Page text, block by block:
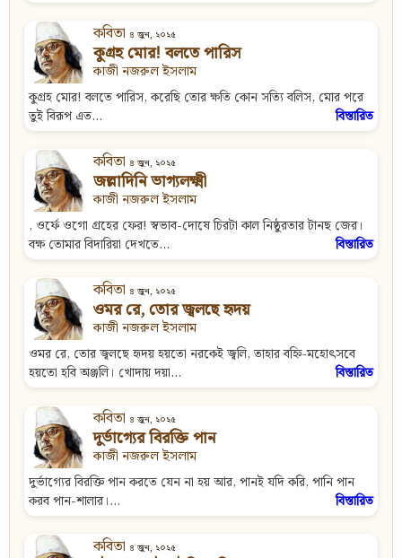
কবিতা ৪ জুন, ২০২৫
কুগ্রহ মোর! বলতে পারিস
কাজী নজরুল ইসলাম
কুগ্রহ মোর! বলতে পারিস, করেছি তোর ক্ষতি কোন সত্যি বলিস, মোর পরে
তুই বিরূপ এত...
বিস্তারিত
কবিতা ৪ জুন, ২০২৫
জল্লাদিনি ভাগ্যলক্ষ্মী
কাজী নজরুল ইসলাম
, ওর্ফে ওগো গ্রহের ফের! স্বভাব-দোষে চিরটা কাল নিষ্ঠুরতার টানছ জের।
বক্ষ তোমার বিদারিয়া দেখতে...
বিস্তারিত
কবিতা ৪ জুন, ২০২৫
ওমর রে, তোর জ্বলছে হৃদয়
কাজী নজরুল ইসলাম
ওমর রে, তোর জ্বলছে হৃদয় হয়তো নরকেই জ্বলি, তাহার বহ্নি-মহোৎসবে
হয়তো হবি অঞ্জলি। খোদায় দয়া...
বিস্তারিত
কবিতা ৪ জুন, ২০২৫
দুর্ভাগ্যের বিরক্তি পান
কাজী নজরুল ইসলাম
দুর্ভাগ্যের বিরক্তি পান করতে যেন না হয় আর, পানই যদি করি, পানি পান
করব পান-শালার।...
বিস্তারিত
কবিতা ৪ জুন, ২০২৫